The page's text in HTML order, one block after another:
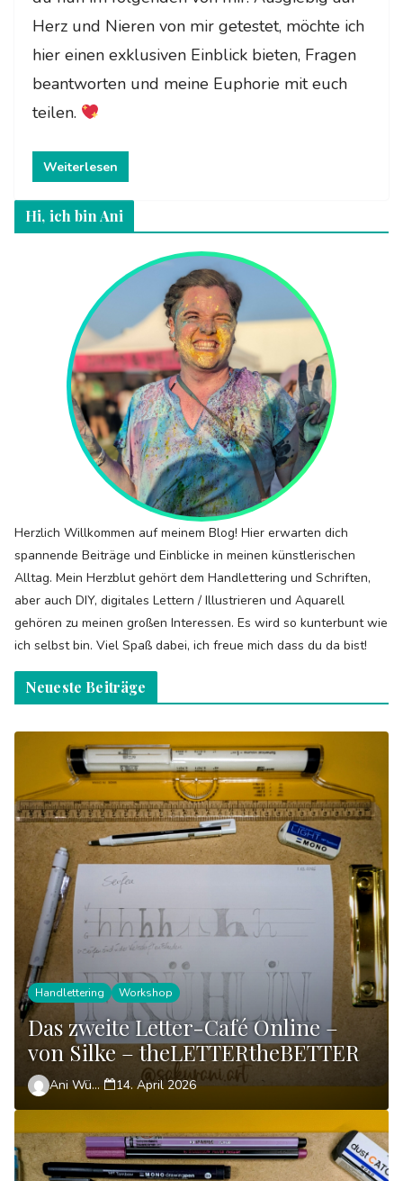
Herz und Nieren von mir getestet, möchte ich
hier einen exklusiven Einblick bieten, Fragen
beantworten und meine Euphorie mit euch
teilen.
Weiterlesen
Hi, ich bin Ani
Herzlich Willkommen auf meinem Blog! Hier erwarten dich
spannende Beiträge und Einblicke in meinen künstlerischen
Alltag. Mein Herzblut gehört dem Handlettering und Schriften,
aber auch DIY, digitales Lettern / Illustrieren und Aquarell
gehören zu meinen großen Interessen. Es wird so kunterbunt wie
ich selbst bin. Viel Spaß dabei, ich freue mich dass du da bist!
Neueste Beiträge
Handlettering Workshop
Das zweite Letter-Café Online –
von Silke – theLETTERtheBETTER
Ani Wünsch 14. April 2026